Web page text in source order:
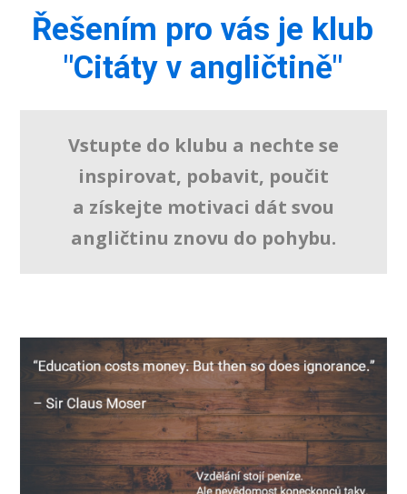
Řešením pro vás je klub
"Citáty v angličtině"
Vstupte do klubu a nechte se
inspirovat, pobavit, poučit
a získejte motivaci dát svou
angličtinu znovu do pohybu.